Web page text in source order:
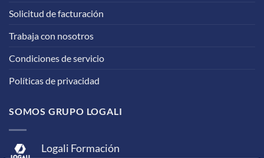
Solicitud de facturación
Trabaja con nosotros
Condiciones de servicio
Políticas de privacidad
SOMOS GRUPO LOGALI
Logali Formación